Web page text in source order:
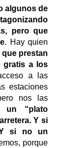
algunos de
pero que
. Hay quien
prestan
gratis a los
a las
estaciones
nos las
un “plato
Y si
si no un
porque